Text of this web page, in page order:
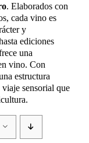
. Elaborados con
cada vino es
y
ediciones
una
vino. Con
estructura
sensorial que